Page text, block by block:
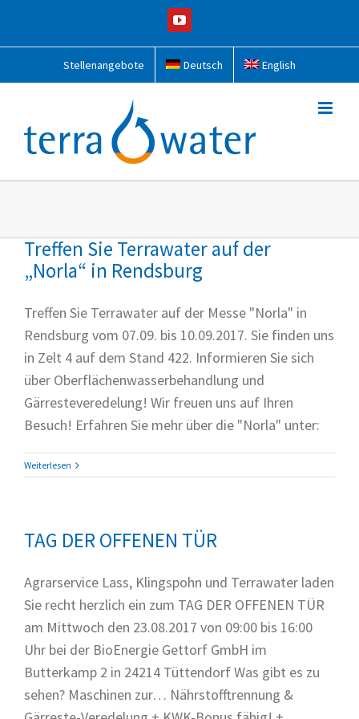
YouTube
Stellenangebote Deutsch English
Treffen Sie Terrawater auf der
„Norla“ in Rendsburg
Treffen Sie Terrawater auf der Messe "Norla" in
Rendsburg vom 07.09. bis 10.09.2017. Sie finden uns
in Zelt 4 auf dem Stand 422. Informieren Sie sich
über Oberflächenwasserbehandlung und
Gärresteveredelung! Wir freuen uns auf Ihren
Besuch! Erfahren Sie mehr über die "Norla" unter:
Weiterlesen
TAG DER OFFENEN TÜR
Agrarservice Lass, Klingspohn und Terrawater laden
Sie recht herzlich ein zum TAG DER OFFENEN TÜR
am Mittwoch den 23.08.2017 von 09:00 bis 16:00
Uhr bei der BioEnergie Gettorf GmbH im
Butterkamp 2 in 24214 Tüttendorf Was gibt es zu
sehen? Maschinen zur… Nährstofftrennung &